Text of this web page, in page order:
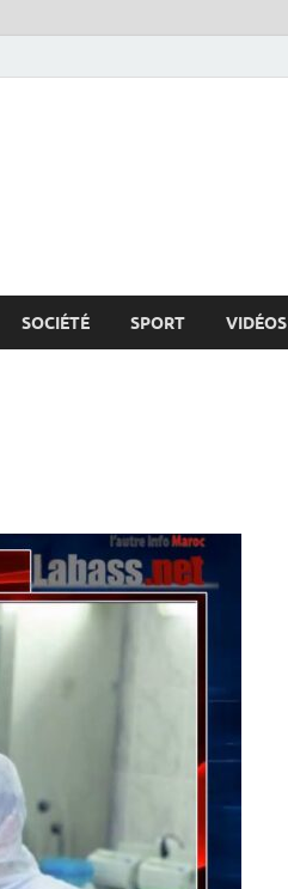
SOCIÉTÉ SPORT VIDÉOS